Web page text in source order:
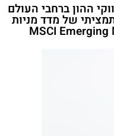
ההון ברחבי העולם
של מדד מניות